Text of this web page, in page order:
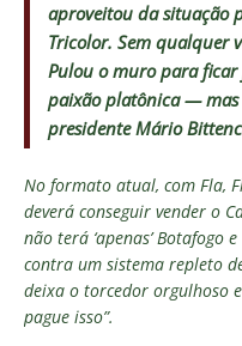
aproveitou da situação
Tricolor. Sem qualquer
Pulou o muro para
paixão platônica — mas
presidente Mário
No formato atual, com Fla,
deverá conseguir vender o
não terá ‘apenas’ Botafogo
contra um sistema repleto
deixa o torcedor orgulhoso
pague isso”.